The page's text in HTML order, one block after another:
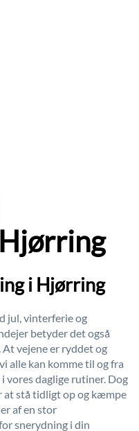
i Hjørring
jul, vinterferie og
betyder det også
vejene er ryddet og
alle kan komme til og fra
vores daglige rutiner. Dog
at stå tidligt op og kæmpe
af en stor
snerydning i din